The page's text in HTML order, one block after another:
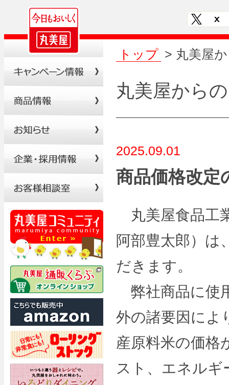
トップ > 丸美屋
丸美屋から
2025.09.01
商品価格改定
丸美屋食品工
阿部豊太郎）は
だきます。
弊社商品に使
外の諸要因によ
産原料米の価格
スト、エネル